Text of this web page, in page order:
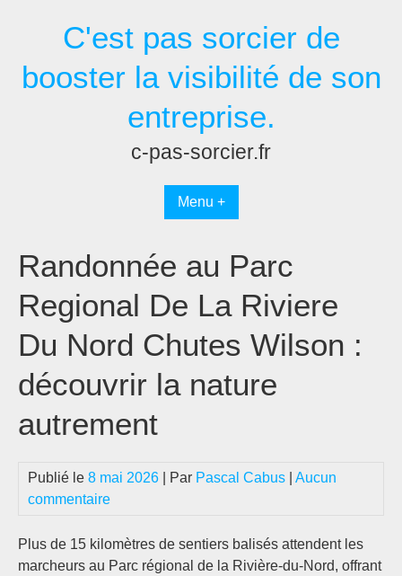
C'est pas sorcier de
booster la visibilité de son
entreprise.
c-pas-sorcier.fr
Menu +
Randonnée au Parc
Regional De La Riviere
Du Nord Chutes Wilson :
découvrir la nature
autrement
Publié le 8 mai 2026 | Par Pascal Cabus
Aucun
commentaire
Plus de 15 kilomètres de sentiers balisés attendent les
marcheurs au Parc régional de la Rivière-du-Nord, offrant